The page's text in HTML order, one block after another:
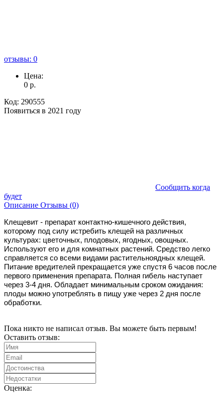
отзывы: 0
Цена:
0 р.
Код: 290555
Появиться в 2021 году
Сообщить когда
будет
Описание Отзывы (0)
Клещевит - препарат контактно-кишечного действия,
которому под силу истребить клещей на различных
культурах: цветочных, плодовых, ягодных, овощных.
Используют его и для комнатных растений. Средство легко
справляется со всеми видами растительноядных клещей.
Питание вредителей прекращается уже спустя 6 часов после
первого применения препарата. Полная гибель наступает
через 3-4 дня. Обладает минимальным сроком ожидания:
плоды можно употреблять в пищу уже через 2 дня после
обработки.
Пока никто не написал отзыв. Вы можете быть первым!
Оставить отзыв:
Оценка: